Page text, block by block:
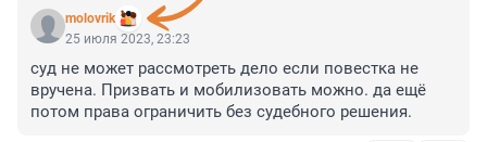
molovrik
25 июля 2023, 23:23
суд не может рассмотреть дело если повестка не
вручена. Призвать и мобилизовать можно. да ещё
потом права ограничить без судебного решения.